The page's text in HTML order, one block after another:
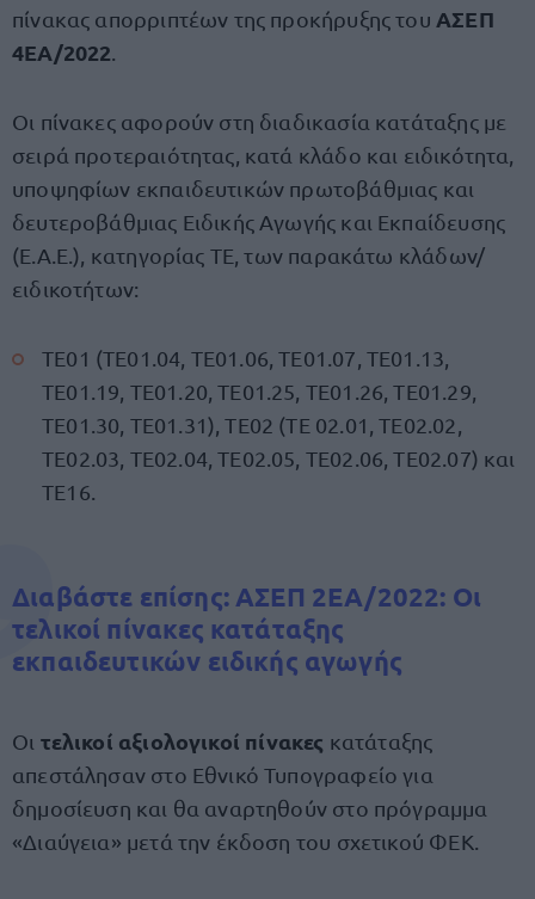
πίνακας απορριπτέων της προκήρυξης του ΑΣΕΠ
4ΕΑ/2022
Οι πίνακες αφορούν στη διαδικασία κατάταξης με
σειρά προτεραιότητας, κατά κλάδο και ειδικότητα,
υποψηφίων εκπαιδευτικών πρωτοβάθμιας και
δευτεροβάθμιας Ειδικής Αγωγής και Εκπαίδευσης
(Ε.Α.Ε.), κατηγορίας ΤΕ, των παρακάτω κλάδων/
ειδικοτήτων:
ΤΕ01 (ΤΕ01.04, ΤΕ01.06, ΤΕ01.07, ΤΕ01.13,
ΤΕ01.19, ΤΕ01.20, ΤΕ01.25, ΤΕ01.26, ΤΕ01.29,
ΤΕ01.30, ΤΕ01.31), ΤΕ02 (ΤΕ 02.01, ΤΕ02.02,
ΤΕ02.03, ΤΕ02.04, ΤΕ02.05, ΤΕ02.06, ΤΕ02.07) και
ΤΕ16.
Διαβάστε επίσης: ΑΣΕΠ 2ΕΑ/2022: Οι
τελικοί πίνακες κατάταξης
εκπαιδευτικών ειδικής αγωγής
Οι τελικοί αξιολογικοί πίνακες κατάταξης
απεστάλησαν στο Εθνικό Τυπογραφείο για
δημοσίευση και θα αναρτηθούν στο πρόγραμμα
«Διαύγεια» μετά την έκδοση του σχετικού ΦΕΚ.